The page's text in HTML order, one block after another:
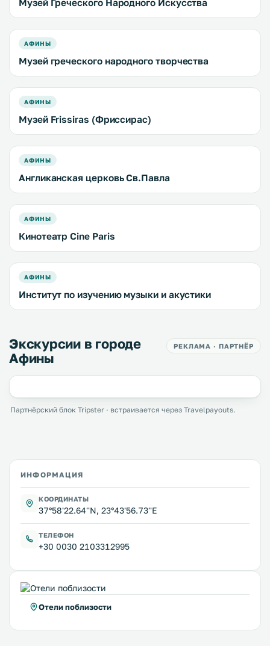
Музей Греческого Народного Искусства
АФИНЫ
Музей греческого народного творчества
АФИНЫ
Музей Frissiras (Фриссирас)
АФИНЫ
Англиканская церковь Св.Павла
АФИНЫ
Кинотеатр Cine Paris
АФИНЫ
Институт по изучению музыки и акустики
Экскурсии в городе
Афины
РЕКЛАМА · ПАРТНЁР
Партнёрский блок Tripster · встраивается через Travelpayouts.
ИНФОРМАЦИЯ
КООРДИНАТЫ
37°58'22.64''N, 23°43'56.73''E
ТЕЛЕФОН
+30 0030 2103312995
Отели поблизости